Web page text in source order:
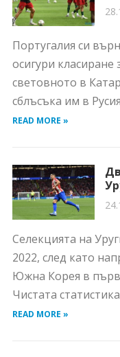
Португалия си
осигури
световното в
сблъсъка им в
READ MORE »
Селекцията на
2022, след като
Южна Корея в
Чистата
READ MORE »